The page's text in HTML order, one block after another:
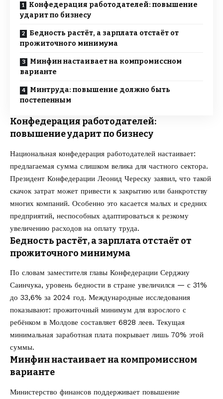
Конфедерация работодателей: повышение
ударит по бизнесу
Бедность растёт, а зарплата отстаёт от
прожиточного минимума
Минфин настаивает на компромиссном
варианте
Минтруда: повышение должно быть
постепенным
Конфедерация работодателей:
повышение ударит по бизнесу
Национальная конфедерация работодателей настаивает:
предлагаемая сумма слишком велика для частного сектора.
Президент Конфедерации Леонид Череску заявил, что такой
скачок затрат может привести к закрытию или банкротству
многих компаний. Особенно это касается малых и средних
предприятий, неспособных адаптироваться к резкому
увеличению расходов на оплату труда.
Бедность растёт, а зарплата отстаёт от
прожиточного минимума
По словам заместителя главы Конфедерации Серджиу
Саинчука, уровень бедности в стране увеличился — с 31%
до 33,6% за 2024 год. Международные исследования
показывают: прожиточный минимум для взрослого с
ребёнком в Молдове составляет 6828 леев. Текущая
минимальная заработная плата покрывает лишь 70% этой
суммы.
Минфин настаивает на компромиссном
варианте
Министерство финансов поддерживает повышение